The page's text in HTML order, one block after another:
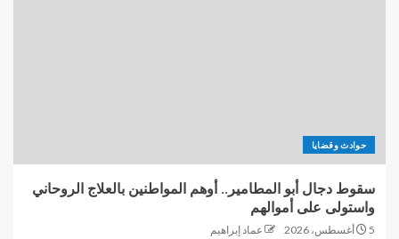
حوادث وقضايا
سقوط دجال أبو المطامير.. أوهم المواطنين بالعلاج الروحاني
واستولى على أموالهم
5 أغسطس، 2026 عماد إبراهيم